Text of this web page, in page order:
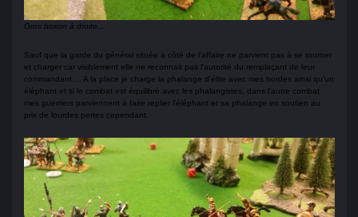
Gros boxon à droite...
Sauf que la garde du général située à côté de l'affaire ne parvient pas à se tourner
et charger car visiblement elle ne reconnait pas l'autorité du remplaçant de leur
commandant.... A la place je charge la phalange d'élite avec mes hordes ainsi qu'un
éléphant et si le combat est équilibré avec les phalangistes, dans l'autre combat
mes guerriers parviennent à faire replier l'éléphant et sa phalange en soutien au
prix de lourdes pertes cependant.